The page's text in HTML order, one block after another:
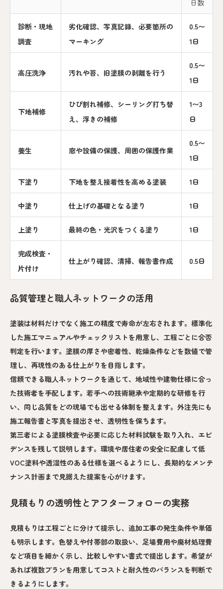
日数
診断・現地
調査
劣化確認、写真記録、必要箇所の
マーキング
0.5〜
1日
高圧洗浄 汚れや苔、旧塗膜の剥離を行う
0.5〜
1日
下地補修
ひび割れ補修、シーリング打ち替
え、浮きの補修
1〜3
日
養生 窓や設備の保護、周囲の保護作業
0.5〜
1日
下塗り 下地を整え接着性を高める塗装 1日
中塗り 仕上げの基礎となる塗り 1日
上塗り 最終の色・光沢をつくる塗り 1日
完成検査・
片付け
仕上がり確認、清掃、報告書作成 0.5日
品質管理と職人ネットワークの活用
塗装は材料だけでなく施工の精度で寿命が左右されます。標準化
した施工マニュアルやチェックリストを用意し、工程ごとに合否
判定を行います。塗膜の厚さや密着性、乾燥条件などを数値で管
理し、再現性のある仕上がりを目指します。
信頼できる職人ネットワークを通じて、地域性や建物仕様に合っ
た技術者を手配します。若手への技術継承や定期的な研修を行
い、同じ品質をどの現場でも出せる体制を整えます。外注先にも
施工報告書と写真を提出させ、透明性を保ちます。
第三者による塗膜検査や必要に応じた材料試験を取り入れ、エビ
デンスを残して説明します。環境や居住者の安全に配慮して低
VOC塗料や透湿性のある仕様を選べるようにし、長期的なメンテ
ナンス計画まで見据えた提案を心がけます。
見積もりの透明性とアフターフォローの実務
見積もりは工程ごとに分けて提示し、追加工事の発生条件や単価
も明示します。色替えや付帯部の取扱い、足場費用や廃材処理費
など項目を細かく示し、比較しやすい書式で提出します。希望が
あれば複数プランを用意してコストと耐久性のバランスを判断で
きるようにします。